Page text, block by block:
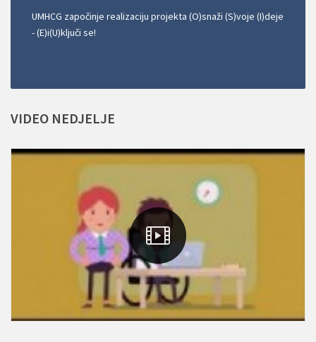
UMHCG započinje realizaciju projekta (O)snaži (S)voje (I)deje
- (E)i(U)ključi se!
VIDEO NEDJELJE